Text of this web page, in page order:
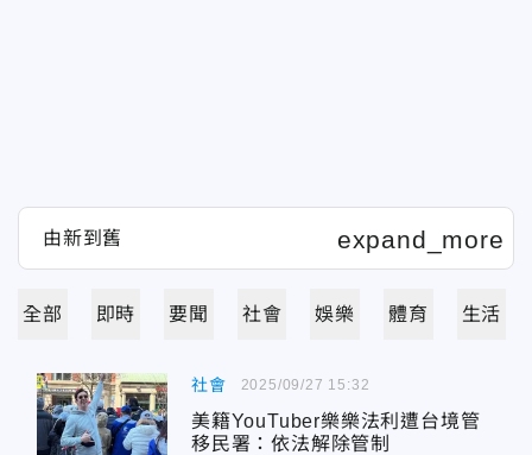
全部 即時 要聞 社會 娛樂 體育 生活
社會
美籍YouTuber樂樂法利遭台境管
移民署：依法解除管制
2025/09/27 15:32